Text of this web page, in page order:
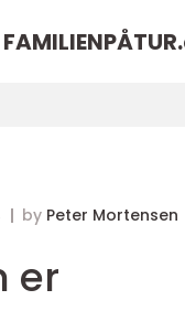
FAMILIENPÅTUR.
by Peter Mortensen
er